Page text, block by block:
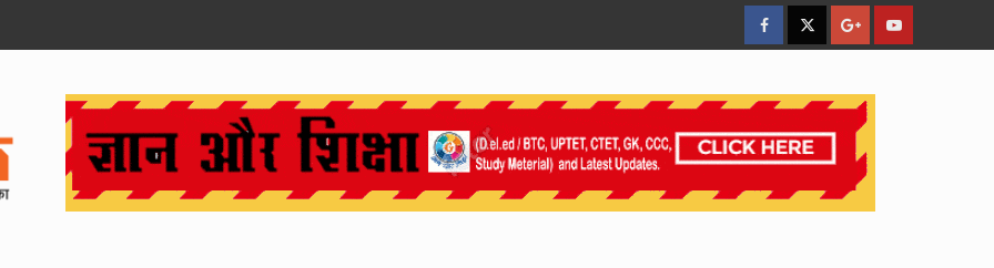
facebookTwitterGoogleYouTube